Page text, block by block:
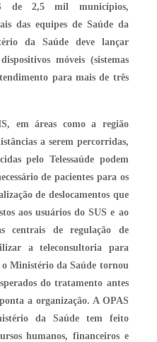
de 2,5 mil municípios,
das equipes de Saúde da
da Saúde deve lançar
móveis (sistemas
para mais de três
em áreas como a região
a serem percorridas,
pelo Telessaúde podem
de pacientes para os
de deslocamentos que
aos usuários do SUS e ao
centrais de regulação de
a teleconsultoria para
Ministério da Saúde tornou
do tratamento antes
a organização. A OPAS
da Saúde tem feito
humanos, financeiros e